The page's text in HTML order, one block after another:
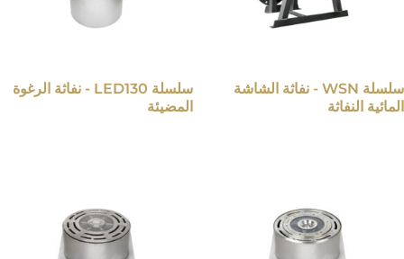
سلسلة WSN - نفاثة الشاشة
المائية النفاثة
سلسلة LED130 - نفاثة الرغوة
المضيئة